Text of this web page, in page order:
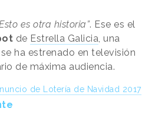
es otra historia”. Ese es el
de Estrella Galicia, una
ha estrenado en televisión
de máxima audiencia.
de Lotería de Navidad 2017